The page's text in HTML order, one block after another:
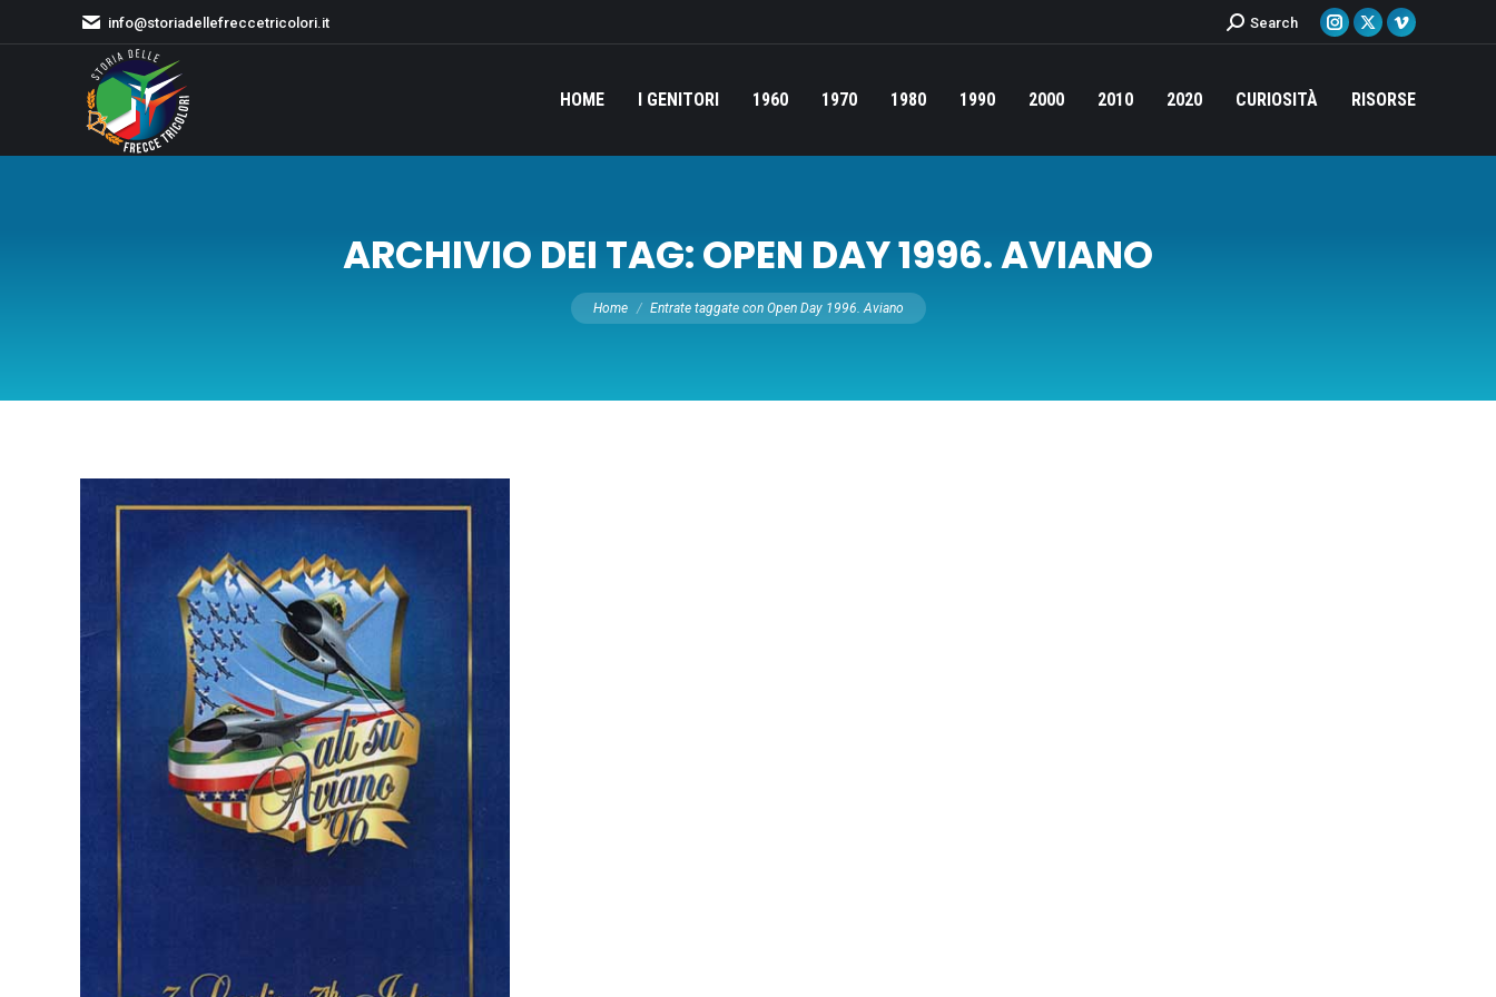
info@storiadellefreccetricolori.it Cerca:Search
Instagram
opens
new
X
opens
new
Vimeo
opens
new
HOME I GENITORI 1960 1970 1980 1990 2000 2010 2020 CURIOSITÀ RISORSE
ARCHIVIO DEI TAG:OPEN DAY 1996. AVIANO
Tu sei qui:
Home Entrate taggate con Open Day 1996. Aviano